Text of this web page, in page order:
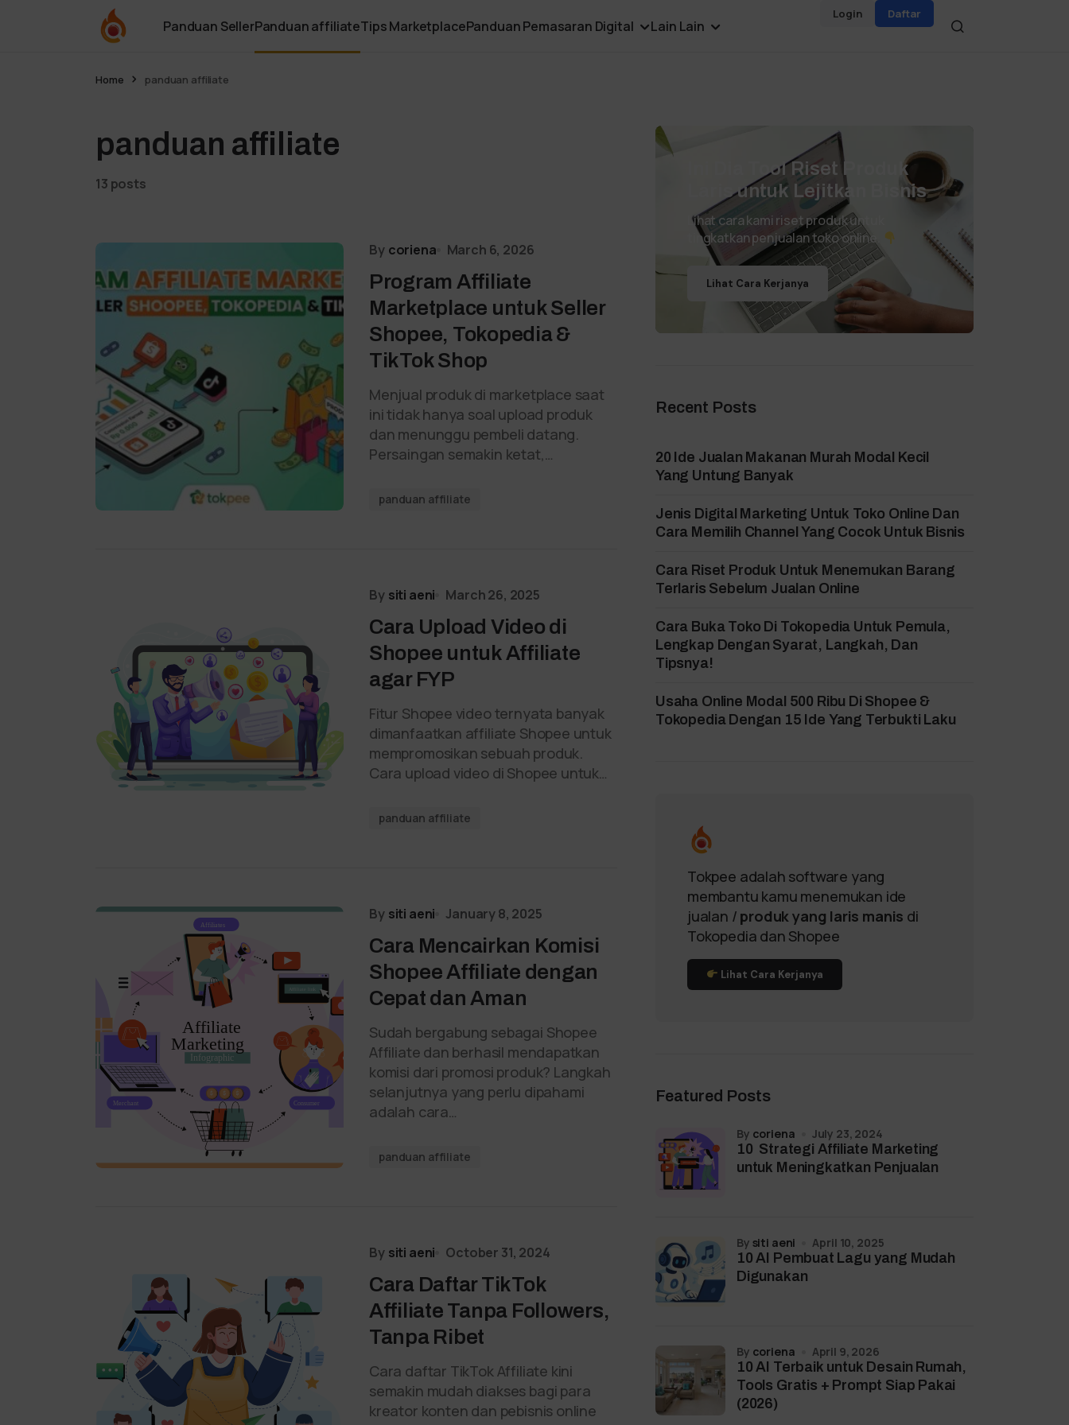
Panduan SellerPanduan affiliateTips MarketplacePanduan Pemasaran Digital Lain Lain
Login Daftar
Home panduan affiliate
panduan affiliate
13 posts
By coriena March 6, 2026
Program Affiliate
Marketplace untuk Seller
Shopee, Tokopedia &
TikTok Shop
Menjual produk di marketplace saat
ini tidak hanya soal upload produk
dan menunggu pembeli datang.
Persaingan semakin ketat,…
panduan affiliate
By siti aeni March 26, 2025
Cara Upload Video di
Shopee untuk Affiliate
agar FYP
Fitur Shopee video ternyata banyak
dimanfaatkan affiliate Shopee untuk
mempromosikan sebuah produk.
Cara upload video di Shopee untuk…
panduan affiliate
By siti aeni January 8, 2025
Cara Mencairkan Komisi
Shopee Affiliate dengan
Cepat dan Aman
Sudah bergabung sebagai Shopee
Affiliate dan berhasil mendapatkan
komisi dari promosi produk? Langkah
selanjutnya yang perlu dipahami
adalah cara…
panduan affiliate
By siti aeni October 31, 2024
Cara Daftar TikTok
Affiliate Tanpa Followers,
Tanpa Ribet
Cara daftar TikTok Affiliate kini
semakin mudah diakses bagi para
kreator konten dan pebisnis online
Ini Dia Tool Riset Produk
Laris untuk Lejitkan Bisnis
Lihat cara kami riset produk untuk
tingkatkan penjualan toko online.
Lihat Cara Kerjanya
Recent Posts
20 Ide Jualan Makanan Murah Modal Kecil
Yang Untung Banyak
Jenis Digital Marketing Untuk Toko Online Dan
Cara Memilih Channel Yang Cocok Untuk Bisnis
Cara Riset Produk Untuk Menemukan Barang
Terlaris Sebelum Jualan Online
Cara Buka Toko Di Tokopedia Untuk Pemula,
Lengkap Dengan Syarat, Langkah, Dan
Tipsnya!
Usaha Online Modal 500 Ribu Di Shopee &
Tokopedia Dengan 15 Ide Yang Terbukti Laku
Tokpee adalah software yang
membantu kamu menemukan ide
jualan / produk yang laris manis di
Tokopedia dan Shopee
Lihat Cara Kerjanya
Featured Posts
10 Strategi Affiliate Marketing
untuk Meningkatkan Penjualan
by coriena July 23, 2024
10 AI Pembuat Lagu yang Mudah
Digunakan
by siti aeni April 10, 2025
10 AI Terbaik untuk Desain Rumah,
Tools Gratis + Prompt Siap Pakai
(2026)
by coriena April 9, 2026